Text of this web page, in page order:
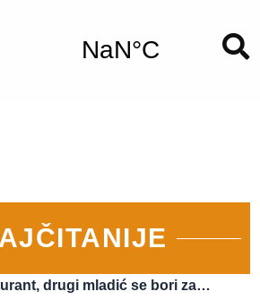
drugi mladić se bori za…